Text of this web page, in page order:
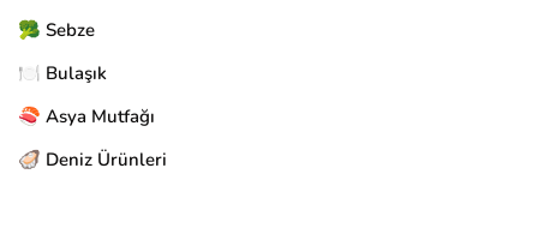
🥦 Sebze
🍽️ Bulaşık
🍣 Asya Mutfağı
🦪 Deniz Ürünleri